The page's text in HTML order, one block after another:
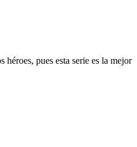
héroes, pues esta serie es la mejor